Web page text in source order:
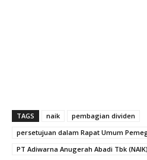
TAGS naik
pembagian dividen
persetujuan dalam Rapat Umum
PT Adiwarna Anugerah Abadi Tbk (NAIK)